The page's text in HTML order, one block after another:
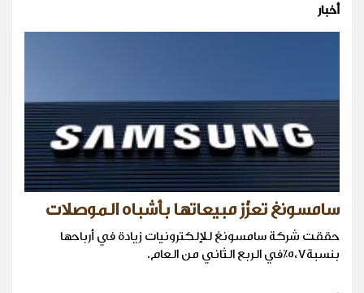
أخبار
سامسونغ تعزّز مبيعاتها بأشباه الموصلات
حققت شركة سامسونغ للإلكترونيات زيادة في أرباحها
بنسبة٥،٧٪في الربع الثاني من العام.